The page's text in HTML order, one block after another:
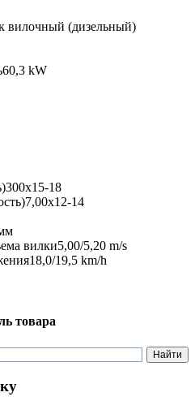
вилочный (дизельный)
60,3 kW
300х15-18
7,00х12-14
вилки5,00/5,20 m/s
18,0/19,5 km/h
товара